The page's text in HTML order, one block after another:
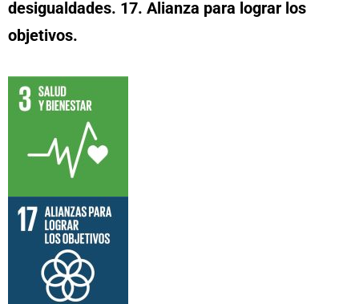
desigualdades. 17. Alianza para lograr los
objetivos.